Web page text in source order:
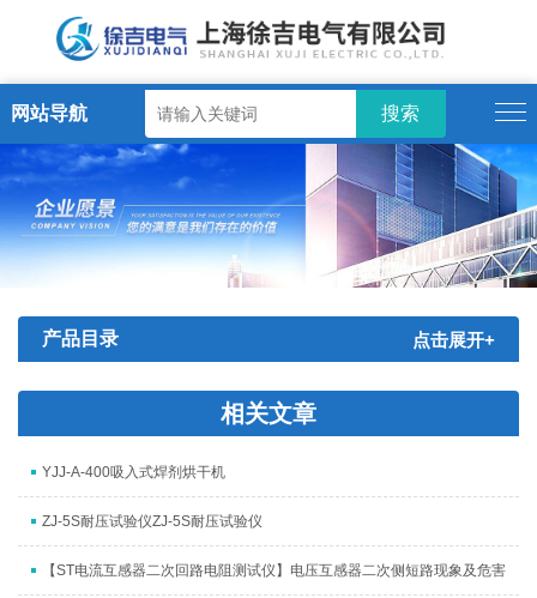
网站导航
产品目录 点击展开+
相关文章
YJJ-A-400吸入式焊剂烘干机
ZJ-5S耐压试验仪ZJ-5S耐压试验仪
【ST电流互感器二次回路电阻测试仪】电压互感器二次侧短路现象及危害